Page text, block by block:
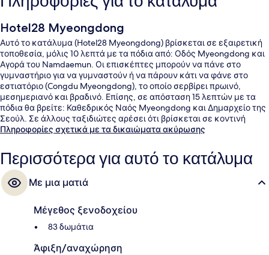
Hotel28 Myeongdong
Αυτό το κατάλυμα (Hotel28 Myeongdong) βρίσκεται σε εξαιρετική
τοποθεσία, μόλις 10 λεπτά με τα πόδια από: Οδός Myeongdong και
Αγορά του Namdaemun. Οι επισκέπτες μπορούν να πάνε στο
γυμναστήριο για να γυμναστούν ή να πάρουν κάτι να φάνε στο
εστιατόριο (Congdu Myeongdong), το οποίο σερβίρει πρωινό,
μεσημεριανό και βραδινό. Επίσης, σε απόσταση 15 λεπτών με τα
πόδια θα βρείτε: Καθεδρικός Ναός Myeongdong και Δημαρχείο της
Σεούλ. Σε άλλους ταξιδιώτες αρέσει ότι βρίσκεται σε κοντινή
απόσταση με τα πόδια από τα μέσα μαζικής μεταφοράς: το σημείο
επιβίβασης Σταθμός Myeong-dong απέχει 5 λεπτά.
Πληροφορίες σχετικά με τα δικαιώματα ακύρωσης
Περισσότερα για αυτό το κατάλυμα
Με μια ματιά
Μέγεθος ξενοδοχείου
83 δωμάτια
Άφιξη/αναχώρηση